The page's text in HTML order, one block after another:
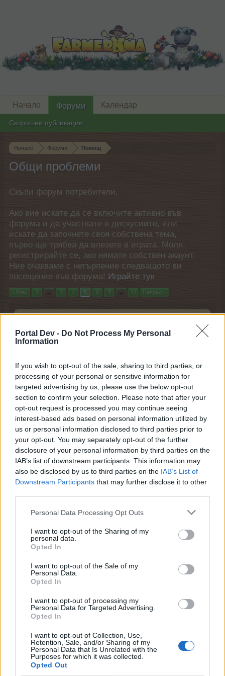
Portal Dev - Do Not Process My Personal
Information
If you wish to opt-out of the sale, sharing to third parties, or
processing of your personal or sensitive information for
targeted advertising by us, please use the below opt-out
section to confirm your selection. Please note that after your
opt-out request is processed you may continue seeing
interest-based ads based on personal information utilized by
us or personal information disclosed to third parties prior to
your opt-out. You may separately opt-out of the further
disclosure of your personal information by third parties on the
IAB’s list of downstream participants. This information may
also be disclosed by us to third parties on the IAB’s List of
Downstream Participants that may further disclose it to other
Personal Data Processing Opt Outs
I want to opt-out of the Sharing of my
personal data.
Opted In
I want to opt-out of the Sale of my
Personal Data.
Opted In
I want to opt-out of processing my
Personal Data for Targeted Advertising.
Opted In
I want to opt-out of Collection, Use,
Retention, Sale, and/or Sharing of my
Personal Data that Is Unrelated with the
Purposes for which it was collected.
Opted Out
Начало Форуми Помощ
Общи проблеми
Скъпи форум потребители,
Ако вие искате да се включите активно във
форума и да участвате в дискусиите, или
искате да започнете своя собствена тема,
първо ще трябва да влезете в играта. Моля,
регистрирайте се, ако нямате собствен акаунт.
Ние очакваме с нетърпение следващото ви
посещение във форума! Играйте тук
< Prev 1 ← 3 4 5 6 7 → 14 Напред >
Последно
За предаването на шейкове в "Страхотна
фитнес ферма"
Неначислена награда от събитието
"Фестивал на светулките"
todorovalidia
Отговори:
5 1.7.25
Липсващ закупен музей
.didi2002.
25.6.25
Предмет за повече реколта в пълнолунния
свят
-iliana7-
Отговори:
3 23.6.25
Относно купоните за пом. техника
magitooo000
yannisz
Недостигащо птиче цветче
[[Fermerkaa]]
Отговори:
.TAINNA.
Отговори:
4 14.5.25
Отговори:
1 5.5.25
Проблем с изпращане на подарък при ПиТ
Научна станция
svetli4ka_46
Отговори:
3
Начало Форуми
Скорошни публикации
Календар